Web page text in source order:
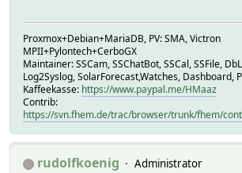
Proxmox+Debian+MariaDB, PV: SMA, Victron
MPII+Pylontech+CerboGX
Maintainer: SSCam, SSChatBot, SSCal, SSFile,
Log2Syslog, SolarForecast,Watches, Dashboard,
Kaffeekasse: https://www.paypal.me/HMaaz
Contrib:
https://svn.fhem.de/trac/browser/trunk/fhem/
rudolfkoenig
Administrator